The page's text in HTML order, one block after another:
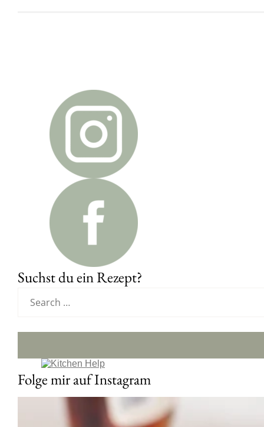
Suchst du ein Rezept?
Folge mir auf Instagram